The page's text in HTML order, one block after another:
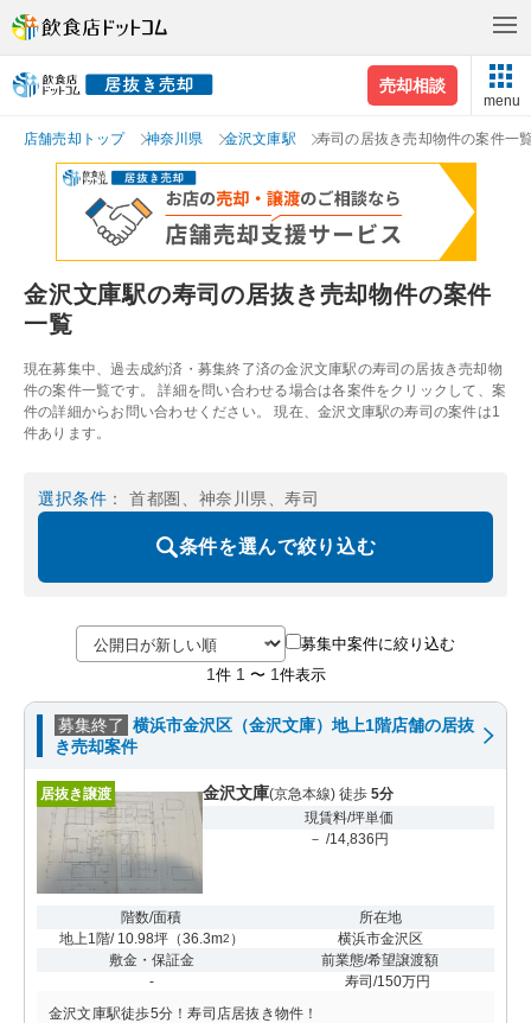
売却相談
menu
店舗売却トップ 神奈川県 金沢文庫駅 寿司の居抜き売却物件の案件一
金沢文庫駅の寿司の居抜き売却物件の案件
一覧
現在募集中、過去成約済・募集終了済の金沢文庫駅の寿司の居抜き売却物
件の案件一覧です。 詳細を問い合わせる場合は各案件をクリックして、案
件の詳細からお問い合わせください。 現在、金沢文庫駅の寿司の案件は1
件あります。
選択条件 ： 首都圏、神奈川県、寿司
条件を選んで絞り込む
募集中案件に絞り込む
1 件 1 〜 1 件表示
募集終了 横浜市金沢区（金沢文庫）地上1階店舗の居抜
き売却案件
居抜き譲渡 金沢文庫(京急本線) 徒歩 5分
現賃料/坪単価
－ /14,836円
階数/面積
地上1階/ 10.98坪（36.3m2 ）
所在地
横浜市金沢区
敷金・保証金
-
前業態/希望譲渡額
寿司/150万円
金沢文庫駅徒歩5分！寿司店居抜き物件！